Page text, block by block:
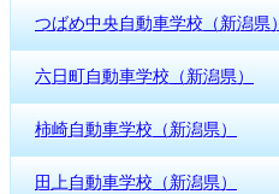
つばめ中央自動車学校（新潟県）
六日町自動車学校（新潟県）
柿崎自動車学校（新潟県）
田上自動車学校（新潟県）